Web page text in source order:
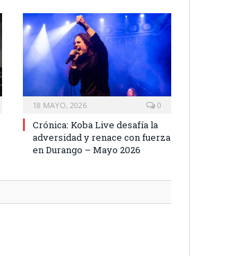
18 MAYO, 2026 0
Crónica: Koba Live desafía la
adversidad y renace con fuerza
en Durango – Mayo 2026